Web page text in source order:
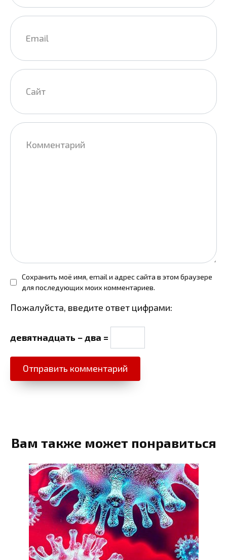
Email
Сайт
Комментарий
Сохранить моё имя, email и адрес сайта в этом браузере
для последующих моих комментариев.
Пожалуйста, введите ответ цифрами:
девятнадцать − два =
Вам также может понравиться